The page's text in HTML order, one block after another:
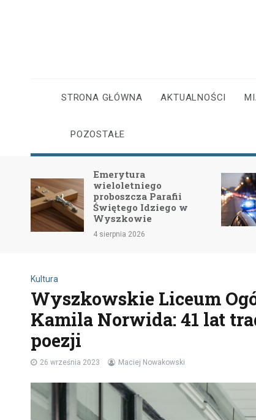
STRONA GŁÓWNA AKTUALNOŚCI
POZOSTAŁE
Emerytura
wieloletniego
proboszcza Parafii
Świętego Idziego w
Wyszkowie
4 sierpnia 2026
Kultura
Wyszkowskie Liceum
Kamila Norwida: 41 lat
poezji
26 września 2023 Maciej Nowakowski